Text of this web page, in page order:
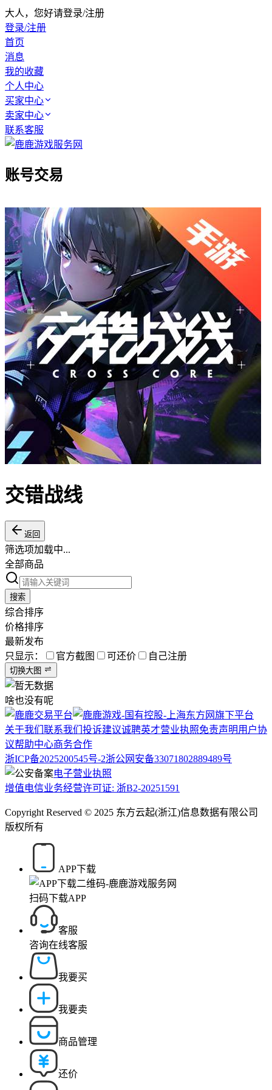
大人，您好请登录/注册
登录/注册
首页
消息
我的收藏
个人中心
买家中心
卖家中心
联系客服
账号交易
交错战线
返回
筛选项加载中...
全部商品
搜索
综合排序
价格排序
最新发布
只显示：
官方截图 可还价 自己注册
切换大图
啥也没有呢
关于我们 联系我们 投诉建议诚聘英才营业执照免责声明用户协
议帮助中心商务合作
浙ICP备2025200545号-2浙公网安备33071802889489号
电子营业执照
增值电信业务经营许可证: 浙B2-20251591
Copyright Reserved © 2025 东方云起(浙江)信息数据有限公司
版权所有
APP下载
扫码下载APP
客服
咨询在线客服
我要买
我要卖
商品管理
还价